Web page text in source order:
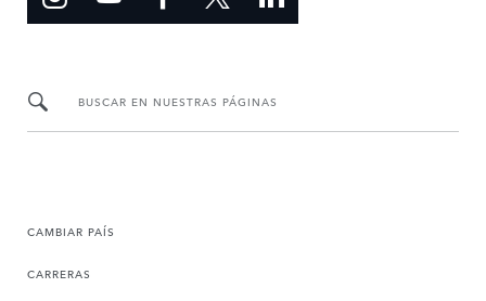
BUSCAR EN NUESTRAS PÁGINAS
CAMBIAR PAÍS
CARRERAS